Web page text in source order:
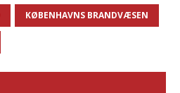
KØBENHAVNS BRANDVÆSEN